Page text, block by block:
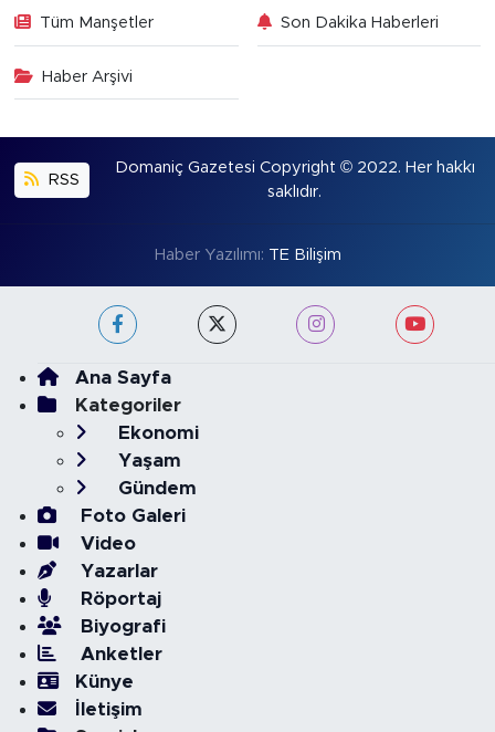
Tüm Manşetler Son Dakika Haberleri
Haber Arşivi
RSS
Domaniç Gazetesi Copyright © 2022. Her hakkı
saklıdır.
Haber Yazılımı: TE Bilişim
Ana Sayfa
Kategoriler
Ekonomi
Yaşam
Gündem
Foto Galeri
Video
Yazarlar
Röportaj
Biyografi
Anketler
Künye
İletişim